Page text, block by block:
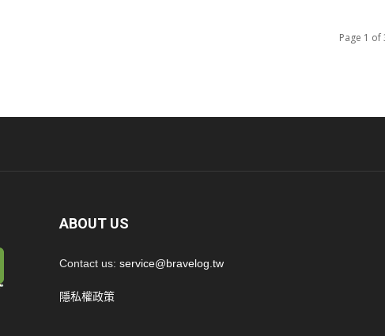
Page 1 of
ABOUT US
Contact us: service@bravelog.tw
隱私權政策